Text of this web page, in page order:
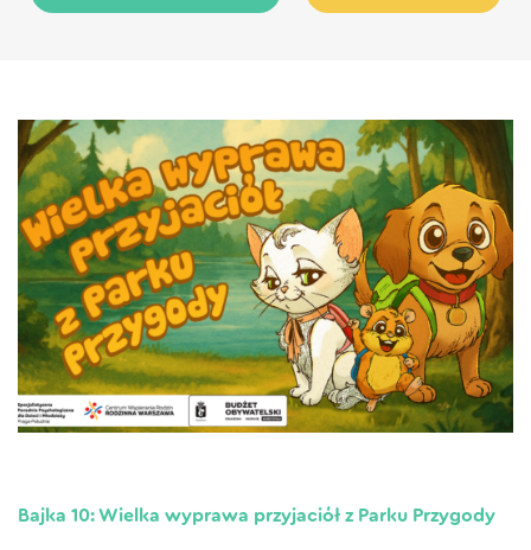
Bajka 10: Wielka wyprawa przyjaciół z Parku Przygody